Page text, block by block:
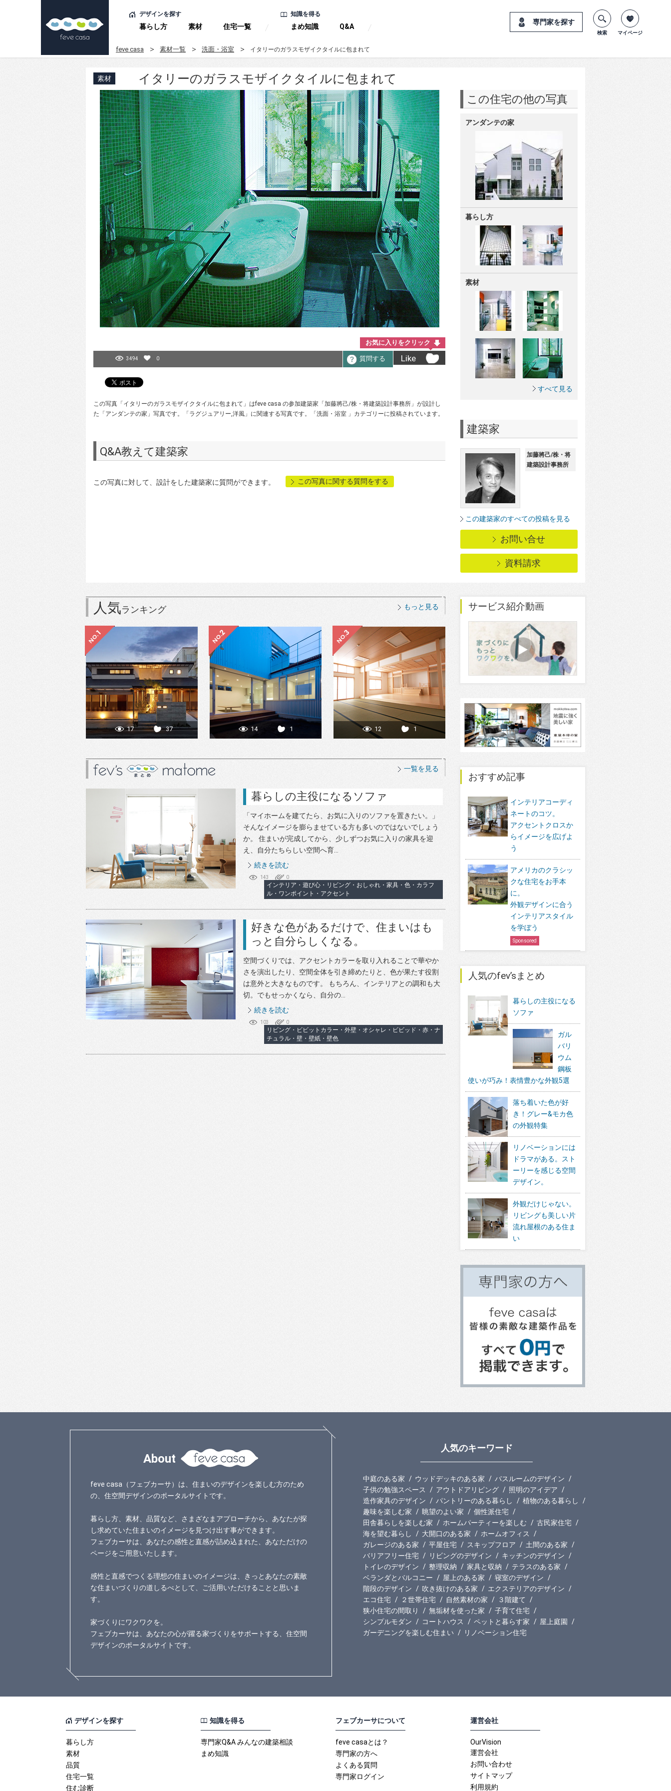
デザインを探す
暮らし方 素材 住宅一覧
知識を得る
まめ知識 Q&A
専門家を探す
検索 マイページ
feve casa 素材一覧 洗面・浴室 イタリーのガラスモザイクタイルに包まれて
素材 イタリーのガラスモザイクタイルに包まれて
お気に入りをクリック
3494 0 質問する Like
この写真「イタリーのガラスモザイクタイルに包まれて」はfeve casa の参加建築家「加藤將己/株・将建築設計事務所」が設計し
た「アンダンテの家」写真です。「ラグジュアリー,洋風」に関連する写真です。「洗面・浴室 」カテゴリーに投稿されています。
Q&A教えて建築家
この写真に対して、設計をした建築家に質問ができます。 この写真に関する質問をする
この住宅の他の写真
アンダンテの家
暮らし方
素材
すべて見る
建築家
加藤將己/株・将
建築設計事務所
この建築家のすべての投稿を見る
お問い合せ
資料請求
人気ランキング もっと見る
17 37 14 1 12 1
一覧を見る
暮らしの主役になるソファ
「マイホームを建てたら、お気に入りのソファを置きたい。」
そんなイメージを膨らませている方も多いのではないでしょう
か。 住まいが完成してから、少しずつお気に入りの家具を迎
え、自分たちらしい空間へ育...
続きを読む
143 0
インテリア・遊び心・リビング・おしゃれ・家具・色・カラフ
ル・ワンポイント・アクセント
好きな色があるだけで、住まいはも
っと自分らしくなる。
空間づくりでは、アクセントカラーを取り入れることで華やか
さを演出したり、空間全体を引き締めたりと、色が果たす役割
は意外と大きなものです。 もちろん、インテリアとの調和も大
切。でもせっかくなら、自分の...
続きを読む
103 0
リビング・ビビットカラー・外壁・オシャレ・ビビッド・赤・ナ
チュラル・壁・壁紙・壁色
サービス紹介動画
おすすめ記事
インテリアコーディ
ネートのコツ。
アクセントクロスか
らイメージを広げよ
う
アメリカのクラシッ
クな住宅をお手本
に。
外観デザインに合う
インテリアスタイル
を学ぼう
Sponsored
人気のfev’sまとめ
暮らしの主役になる
ソファ
ガル
バリ
ウム
鋼板
使いが巧み！表情豊かな外観5選
落ち着いた色が好
き！グレー&モカ色
の外観特集
リノベーションには
ドラマがある。スト
ーリーを感じる空間
デザイン。
外観だけじゃない。
リビングも美しい片
流れ屋根のある住ま
い
About
feve casa（フェブカーサ）は、住まいのデザインを楽しむ方のため
の、住空間デザインのポータルサイトです。
暮らし方、素材、品質など、さまざなまアプローチから、あなたが探
し求めていた住まいのイメージを見つけ出す事ができます。
フェブカーサは、あなたの感性と直感が詰め込まれた、あなただけの
ページをご用意いたします。
感性と直感でつくる理想の住まいのイメージは、きっとあなたの素敵
な住まいづくりの道しるべとして、ご活用いただけることと思いま
す。
家づくりにワクワクを。
フェブカーサは、あなたの心が躍る家づくりをサポートする、住空間
デザインのポータルサイトです。
人気のキーワード
中庭のある家 ウッドデッキのある家
バスルームのデザイン
子供の勉強スペース
アウトドアリビング
照明のアイデア
造作家具のデザイン
パントリーのある暮らし
植物のある暮らし
趣味を楽しむ家
眺望のよい家
個性派住宅
田舎暮らしを楽しむ家
ホームパーティーを楽しむ
古民家住宅
海を望む暮らし
大開口のある家
ホームオフィス
ガレージのある家
平屋住宅 スキップフロア
土間のある家
バリアフリー住宅
リビングのデザイン
キッチンのデザイン
トイレのデザイン
整理収納 家具と収納
テラスのある家
ベランダとバルコニー
屋上のある家
寝室のデザイン
階段のデザイン
吹き抜けのある家
エクステリアのデザイン
エコ住宅
２世帯住宅 自然素材の家
３階建て
狭小住宅の間取り
無垢材を使った家
子育て住宅
シンプルモダン
コートハウス ペットと暮らす家
屋上庭園
ガーデニングを楽しむ住まい
リノベーション住宅
デザインを探す
暮らし方
素材
品質
住宅一覧
住む診断
知識を得る
専門家Q&A みんなの建築相談
まめ知識
フェブカーサについて
feve casaとは？
専門家の方へ
よくある質問
専門家ログイン
運営会社
OurVision
運営会社
お問い合わせ
サイトマップ
利用規約